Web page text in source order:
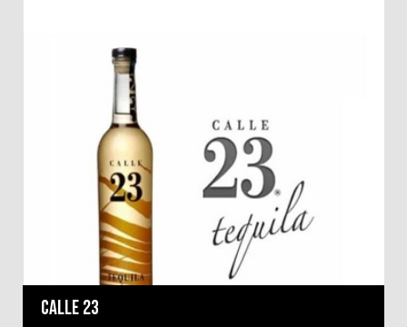
Calle 23